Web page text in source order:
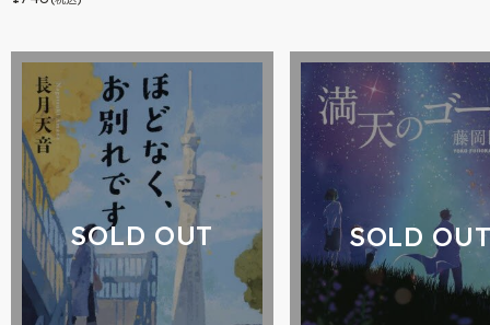
SOLD OUT SOLD